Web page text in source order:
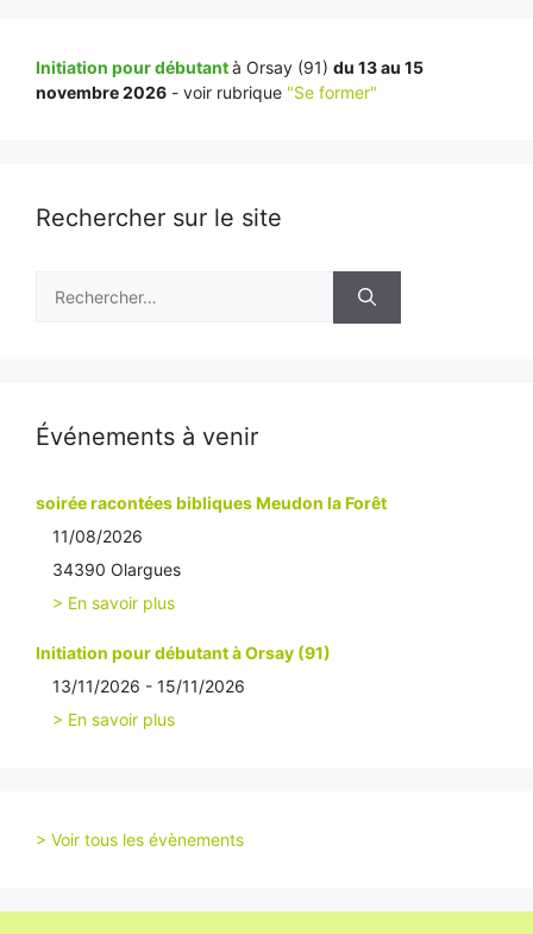
Initiation pour débutantà Orsay (91) du 13 au 15
novembre 2026 - voir rubrique "Se former"
Rechercher sur le site
Événements à venir
soirée racontées bibliques Meudon la Forêt
11/08/2026
34390 Olargues
> En savoir plus
Initiation pour débutant à Orsay (91)
13/11/2026 - 15/11/2026
> En savoir plus
> Voir tous les évènements